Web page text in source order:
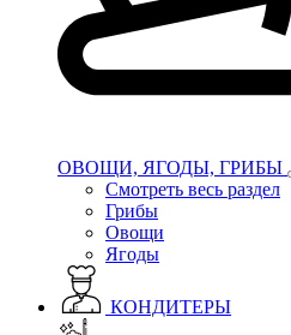
ОВОЩИ, ЯГОДЫ, ГРИБЫ
Смотреть весь раздел
Грибы
Овощи
Ягоды
КОНДИТЕРЫ